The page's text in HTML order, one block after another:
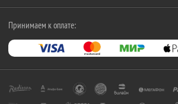
Принимаем к оплате: